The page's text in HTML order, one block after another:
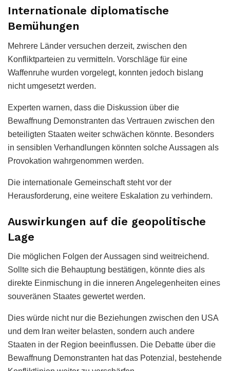
Internationale diplomatische
Bemühungen
Mehrere Länder versuchen derzeit, zwischen den
Konfliktparteien zu vermitteln. Vorschläge für eine
Waffenruhe wurden vorgelegt, konnten jedoch bislang
nicht umgesetzt werden.
Experten warnen, dass die Diskussion über die
Bewaffnung Demonstranten das Vertrauen zwischen den
beteiligten Staaten weiter schwächen könnte. Besonders
in sensiblen Verhandlungen könnten solche Aussagen als
Provokation wahrgenommen werden.
Die internationale Gemeinschaft steht vor der
Herausforderung, eine weitere Eskalation zu verhindern.
Auswirkungen auf die geopolitische
Lage
Die möglichen Folgen der Aussagen sind weitreichend.
Sollte sich die Behauptung bestätigen, könnte dies als
direkte Einmischung in die inneren Angelegenheiten eines
souveränen Staates gewertet werden.
Dies würde nicht nur die Beziehungen zwischen den USA
und dem Iran weiter belasten, sondern auch andere
Staaten in der Region beeinflussen. Die Debatte über die
Bewaffnung Demonstranten hat das Potenzial, bestehende